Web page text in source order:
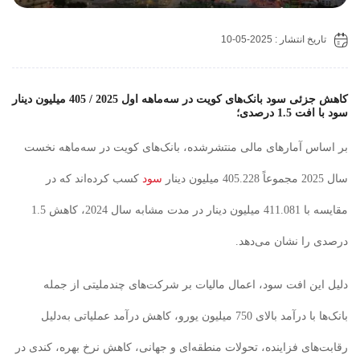
تاریخ انتشار : 2025-05-10
کاهش جزئی سود بانک‌های کویت در سه‌ماهه اول 2025 / 405 میلیون دینار
با افت 1.5 درصدی؛
اساس آمارهای مالی منتشرشده، بانک‌های کویت در سه‌ماهه نخست
مجموعاً 405.228 میلیون دینار سودکسب کرده‌اند که در
مقایسه با 411.081 میلیون دینار در مدت مشابه سال 2024، کاهش 1.5
را نشان می‌دهد.
این افت سود، اعمال مالیات بر شرکت‌های چندملیتی از جمله
بانک‌ها با درآمد بالای 750 میلیون یورو، کاهش درآمد عملیاتی به‌دلیل
فزاینده، تحولات منطقه‌ای و جهانی، کاهش نرخ بهره، کندی در